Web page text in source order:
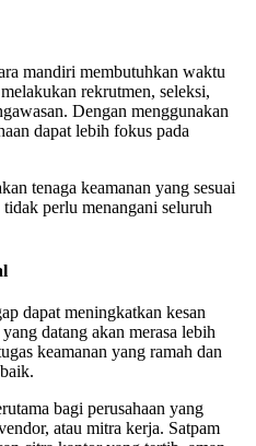
mandiri membutuhkan waktu
rekrutmen, seleksi,
Dengan menggunakan
dapat lebih fokus pada
tenaga keamanan yang sesuai
perlu menangani seluruh
dapat meningkatkan kesan
datang akan merasa lebih
keamanan yang ramah dan
bagi perusahaan yang
atau mitra kerja. Satpam